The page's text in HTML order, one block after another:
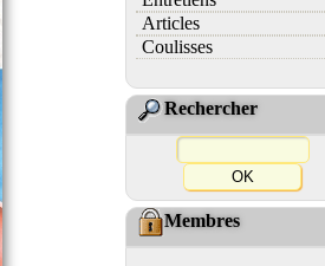
Articles
Coulisses
Rechercher
Membres